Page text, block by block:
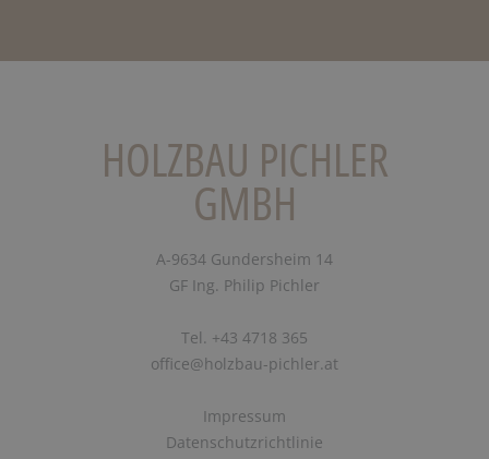
HOLZBAU PICHLER
GMBH
A-9634 Gundersheim 14
GF Ing. Philip Pichler
Tel. +43 4718 365
office@holzbau-pichler.at
Impressum
Datenschutzrichtlinie